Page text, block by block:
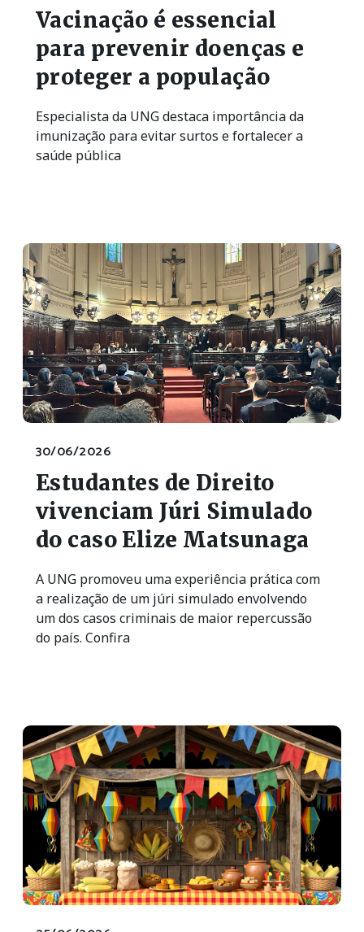
Vacinação é essencial
para prevenir doenças e
proteger a população
Especialista da UNG destaca importância da
imunização para evitar surtos e fortalecer a
saúde pública
30/06/2026
Estudantes de Direito
vivenciam Júri Simulado
do caso Elize Matsunaga
A UNG promoveu uma experiência prática com
a realização de um júri simulado envolvendo
um dos casos criminais de maior repercussão
do país. Confira